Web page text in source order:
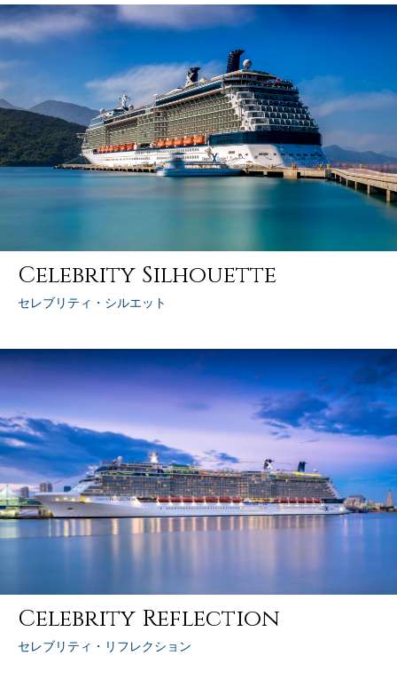
Celebrity Silhouette
セレブリティ・シルエット
Celebrity Reflection
セレブリティ・リフレクション